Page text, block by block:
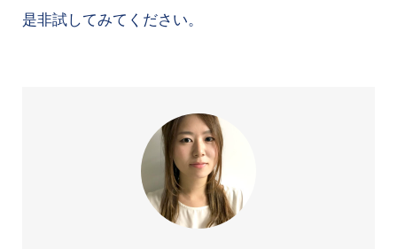
是非試してみてください。